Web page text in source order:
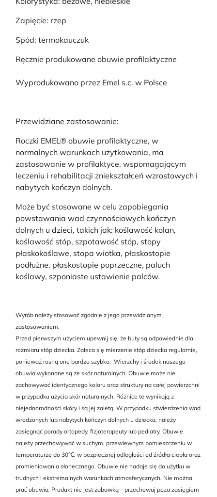
Zapięcie: rzep
Spód: termokauczuk
Ręcznie produkowane obuwie profilaktyczne
Wyprodukowano przez Emel s.c. w Polsce
Przewidziane zastosowanie:
Roczki EMEL® obuwie profilaktyczne, w
normalnych warunkach użytkowania, ma
zastosowanie w profilaktyce, wspomagającym
leczeniu i rehabilitacji zniekształceń wzrostowych i
nabytych kończyn dolnych.
Może być stosowane w celu zapobiegania
powstawania wad czynnościowych kończyn
dolnych u dzieci, takich jak: koślawość kolan,
koślawość stóp, szpotawość stóp, stopy
płaskokoślawe, stopa wiotka, płaskostopie
podłużne, płaskostopie poprzeczne, paluch
koślawy, szponiaste ustawienie palców.
Wyrób należy stosować zgodnie z jego przewidzianym
zastosowaniem.
Przed pierwszym użyciem upewnij się, że buty są odpowiednie dla
rozmiaru stóp dziecka. Zaleca się mierzenie stóp dziecka regularnie,
ponieważ rosną one bardzo szybko. Wierzchy i środek naszego
obuwia wykonane są ze skór naturalnych. Obuwie może nie
zachowywać identycznego koloru oraz struktury na całej powierzchni
w przypadku użycia skór naturalnych. Różnice te wynikają z
niejednorodności skóry i są jej zaletą. W przypadku stwierdzenia wad
wrodzonych lub nabytych kończyn dolnych u dziecka, należy
zasięgnąć porady ortopedy, fizjoterapeuty lub pediatry. Obuwie
należy przechowywać w suchym, przewiewnym pomieszczeniu w
temperaturze do 30℃, w bezpiecznej odległości od źródła ciepła oraz
promieniowania słonecznego. Obuwie nie nadaje się do użytku w
trudnych i ekstremalnych warunkach atmosferycznych. Nie można
prać obuwia. Produkt nie jest zabawką – przechowuj poza zasięgiem